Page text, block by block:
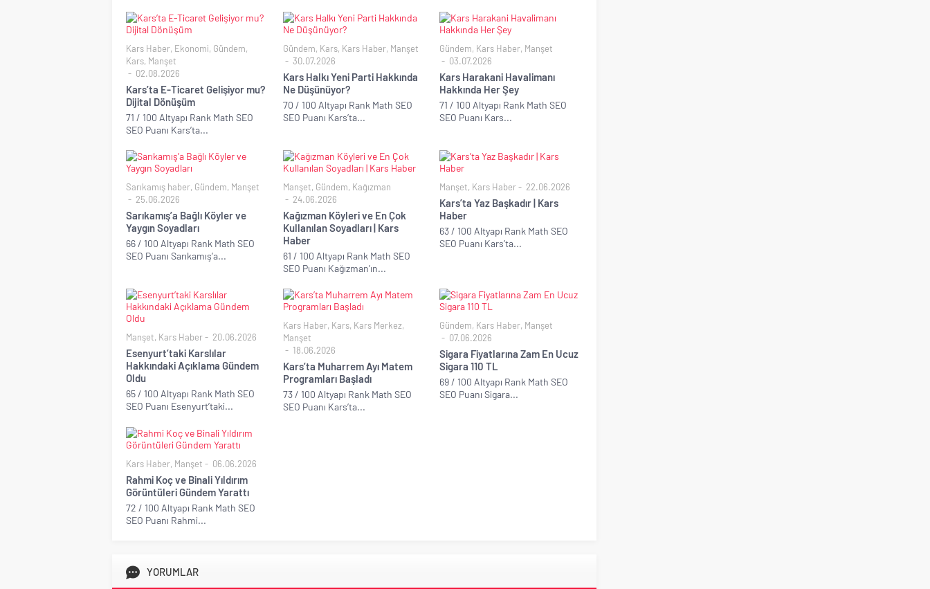
Kars Haber, Ekonomi, Gündem,
Kars, Manşet
02.08.2026
Kars’ta E-Ticaret Gelişiyor mu?
Dijital Dönüşüm
71 / 100 Altyapı Rank Math SEO
SEO Puanı Kars’ta...
Gündem, Kars, Kars Haber, Manşet
30.07.2026
Kars Halkı Yeni Parti Hakkında
Ne Düşünüyor?
70 / 100 Altyapı Rank Math SEO
SEO Puanı Kars’ta...
Gündem, Kars Haber, Manşet
03.07.2026
Kars Harakani Havalimanı
Hakkında Her Şey
71 / 100 Altyapı Rank Math SEO
SEO Puanı Kars...
Sarıkamış haber, Gündem, Manşet
25.06.2026
Sarıkamış’a Bağlı Köyler ve
Yaygın Soyadları
66 / 100 Altyapı Rank Math SEO
SEO Puanı Sarıkamış’a...
Manşet, Gündem, Kağızman
24.06.2026
Kağızman Köyleri ve En Çok
Kullanılan Soyadları | Kars
Haber
61 / 100 Altyapı Rank Math SEO
SEO Puanı Kağızman’ın...
Manşet, Kars Haber 22.06.2026
Kars’ta Yaz Başkadır | Kars
Haber
63 / 100 Altyapı Rank Math SEO
SEO Puanı Kars’ta...
Manşet, Kars Haber 20.06.2026
Esenyurt’taki Karslılar
Hakkındaki Açıklama Gündem
Oldu
65 / 100 Altyapı Rank Math SEO
SEO Puanı Esenyurt’taki...
Kars Haber, Kars, Kars Merkez,
Manşet
18.06.2026
Kars’ta Muharrem Ayı Matem
Programları Başladı
73 / 100 Altyapı Rank Math SEO
SEO Puanı Kars’ta...
Gündem, Kars Haber, Manşet
07.06.2026
Sigara Fiyatlarına Zam En Ucuz
Sigara 110 TL
69 / 100 Altyapı Rank Math SEO
SEO Puanı Sigara...
Kars Haber, Manşet 06.06.2026
Rahmi Koç ve Binali Yıldırım
Görüntüleri Gündem Yarattı
72 / 100 Altyapı Rank Math SEO
SEO Puanı Rahmi...
YORUMLAR